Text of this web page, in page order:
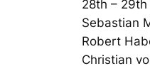
28th –
Sebastian
Robert
Christian